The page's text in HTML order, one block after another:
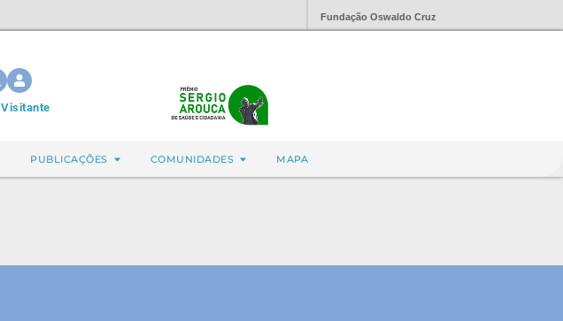
Fundação Oswaldo Cruz
Visitante
PUBLICAÇÕES COMUNIDADES MAPA